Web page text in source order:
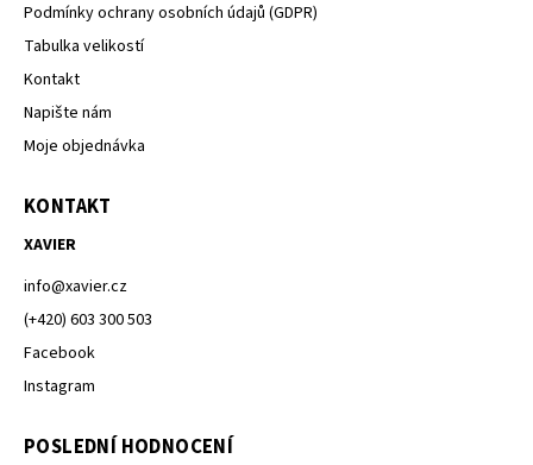
Podmínky ochrany osobních údajů (GDPR)
Tabulka velikostí
Kontakt
Napište nám
Moje objednávka
KONTAKT
XAVIER
info@xavier.cz
(+420) 603 300 503
Facebook
Instagram
POSLEDNÍ HODNOCENÍ